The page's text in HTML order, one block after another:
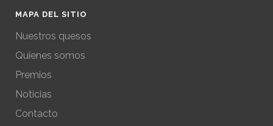
MAPA DEL SITIO
Nuestros quesos
Quienes somos
Premios
Noticias
Contacto